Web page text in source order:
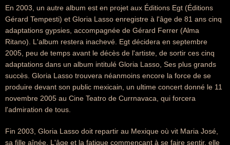
En 2003, un autre album est en projet aux Éditions Egt (Éditions
Gérard Tempesti) et Gloria Lasso enregistre à l'âge de 81 ans cinq
adaptations gypsies, accompagnée de Gérard Ferrer (Alma
Ritano). L'album restera inachevé. Egt décidera en septembre
2005, peu de temps avant le décès de l'artiste, de sortir ces cinq
adaptations dans un album intitulé Gloria Lasso, Ses plus grands
succès. Gloria Lasso trouvera néanmoins encore la force de se
produire devant son public mexicain, un ultime concert donné le 11
novembre 2005 au Cine Teatro de Currnavaca, qui forcera
l'admiration de tous.
Fin 2003, Gloria Lasso doit repartir au Mexique où vit Maria José,
sa fille aînée. L'âge et la fatigue commençant à se faire sentir, elle